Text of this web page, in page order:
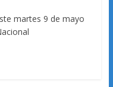
martes 9 de mayo